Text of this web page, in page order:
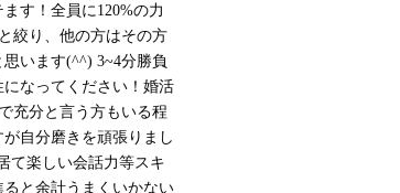
す！全員に120%の力
絞り、他の方はその方
います(^^) 3~4分勝負
なってください！婚活
充分と言う方もいる程
自分磨きを頑張りまし
て楽しい会話力等スキ
と余計うまくいかない